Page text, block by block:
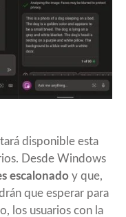
disponible esta
Desde Windows
escalonado y que,
que esperar para
los usuarios con la